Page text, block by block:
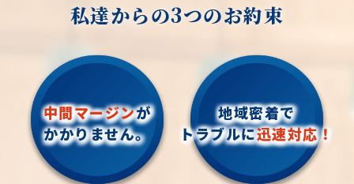
私達からの3つのお約束
中間マージンが
かかりません。
地域密着で
トラブルに迅速対応！